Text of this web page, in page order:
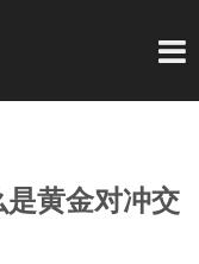
导
黄金对冲交